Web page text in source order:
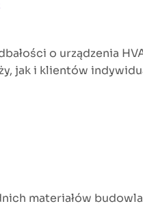
o urządzenia
jak i klientów
materiałów